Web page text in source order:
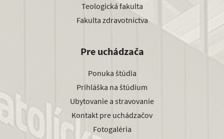
Teologická fakulta
Fakulta zdravotníctva
Pre uchádzača
Ponuka štúdia
Prihláška na štúdium
Ubytovanie a stravovanie
Kontakt pre uchádzačov
Fotogaléria